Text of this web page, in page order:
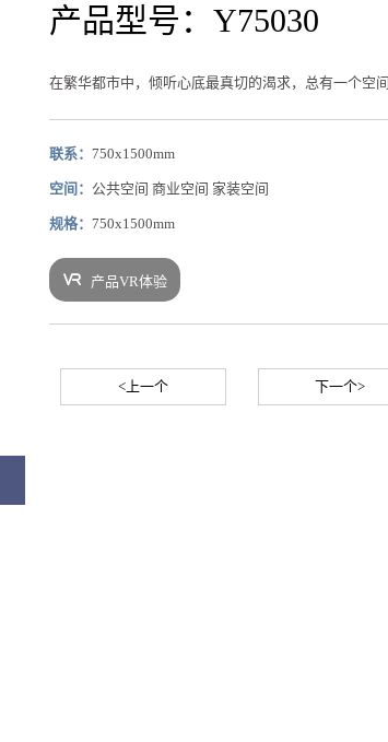
产品型号：Y75030
在繁华都市中，倾听心底最真切的渴求，总有一个空
联系： 750x1500mm
空间： 公共空间 商业空间 家装空间
规格： 750x1500mm
产品VR体验
<上一个 下一个>